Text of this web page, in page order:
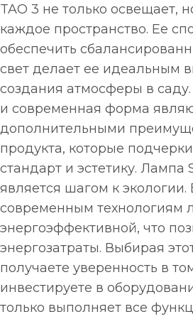
TAO 3 не только освещает,
каждое пространство. Ее
обеспечить
свет делает ее идеальным
создания атмосферы в
и современная форма
дополнительными
продукта, которые
стандарт и эстетику. Лампа
является шагом к экологии.
современным технологиям
энергоэффективной, что
энергозатраты. Выбирая
получаете уверенность в
инвестируете в
только выполняет все